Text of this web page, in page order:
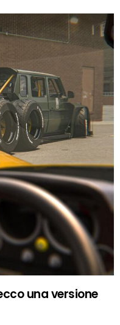
una versione